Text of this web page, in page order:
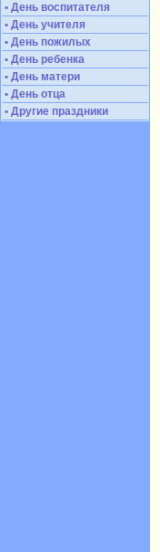
• День воспитателя
• День учителя
• День пожилых
• День ребенка
• День матери
• День отца
• Другие праздники